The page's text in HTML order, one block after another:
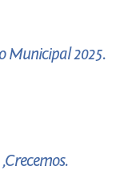
Municipal 2025.